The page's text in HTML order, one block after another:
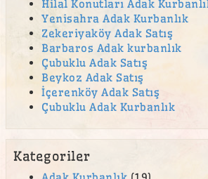
çengelköy adak
Çengelköy Mahallesi
cevizli adak kurban
Cumhuriyet Mahallesi
Emek Mahallesi Adak Kurban
en ucuz adak
Esenkent Adak Kurban
Hilal Konutları Adak
Yenisahra Adak Kurbanlık
Zekeriyaköy Adak Satış
Barbaros Adak kurbanlık
Çubuklu Adak Satış
Beykoz Adak Satış
İçerenköy Adak Satış
Çubuklu Adak Kurbanlık
Kategoriler